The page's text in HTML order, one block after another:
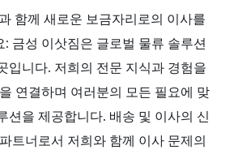
함께 새로운 보금자리로의 이사를
금성 이삿짐은 글로벌 물류 솔루션
입니다. 저희의 전문 지식과 경험을
연결하며 여러분의 모든 필요에 맞
션을 제공합니다. 배송 및 이사의 신
트너로서 저희와 함께 이사 문제의